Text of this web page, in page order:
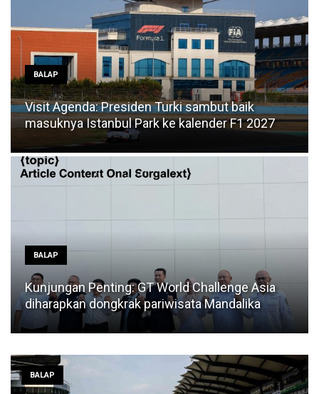
BALAP
Visit Agenda: Presiden Turki sambut baik
masuknya Istanbul Park ke kalender F1 2027
BALAP
Kunjungan Penting: GT World Challenge Asia
diharapkan dongkrak pariwisata Mandalika
BALAP